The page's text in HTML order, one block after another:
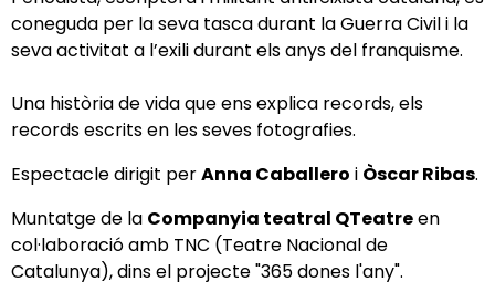
coneguda per la seva tasca durant la Guerra Civil i la
seva activitat a l’exili durant els anys del franquisme.
Una història de vida que ens explica records, els
records escrits en les seves fotografies.
Espectacle dirigit perAnna Caballero i Òscar Ribas.
Muntatge de la Companyia teatral QTeatreen
col·laboració amb TNC (Teatre Nacional de
Catalunya), dins el projecte "365 dones l'any".